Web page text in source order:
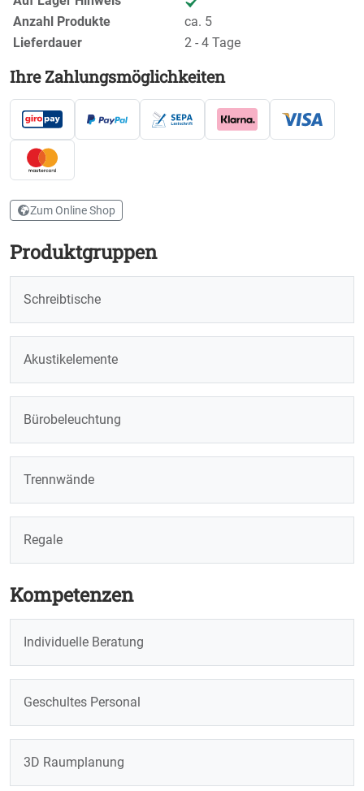
Anzahl Produkte
ca. 5
Lieferdauer
2 - 4 Tage
Ihre Zahlungsmöglichkeiten
Zum Online Shop
Produktgruppen
Schreibtische
Akustikelemente
Bürobeleuchtung
Trennwände
Regale
Kompetenzen
Individuelle Beratung
Geschultes Personal
3D Raumplanung